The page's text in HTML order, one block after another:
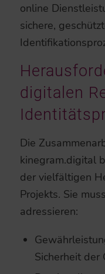
online
sichere,
digitalen
Die
kinegram.digital
der vielfältigen
Projekts. Sie
adressieren:
Sicherheit der